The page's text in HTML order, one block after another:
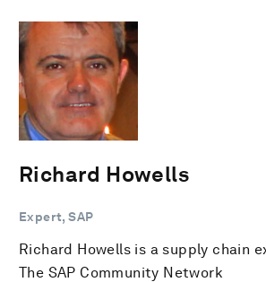
Richard Howells
Expert, SAP
Richard Howells is a supply chain
The SAP Community Network